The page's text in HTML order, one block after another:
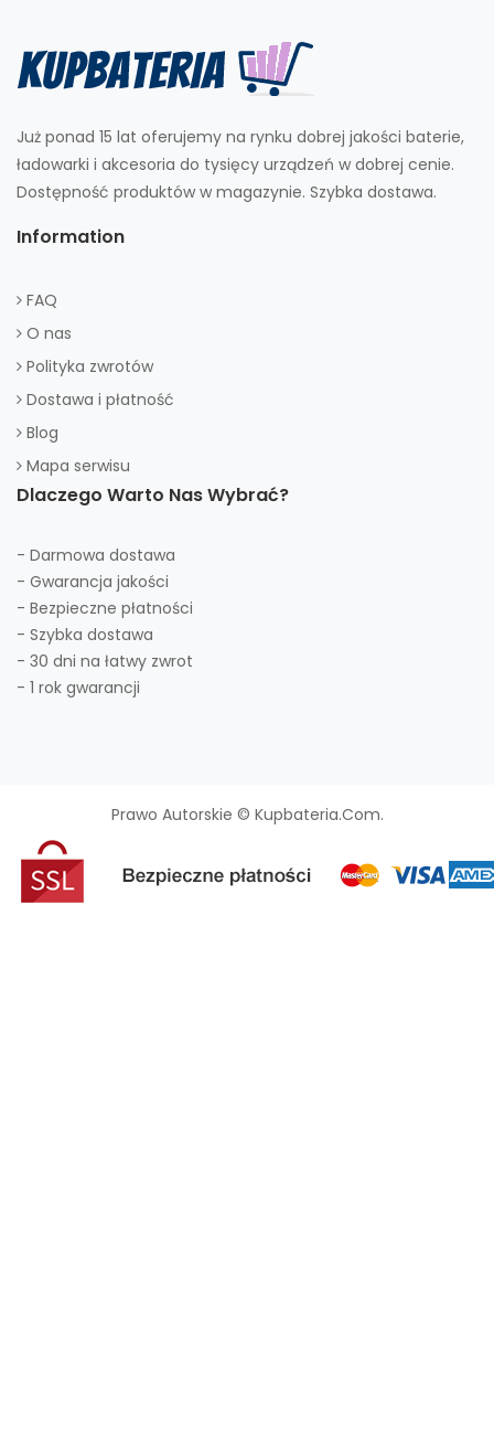
Już ponad 15 lat oferujemy na rynku dobrej jakości baterie,
ładowarki i akcesoria do tysięcy urządzeń w dobrej cenie.
Dostępność produktów w magazynie. Szybka dostawa.
Information
FAQ
O nas
Polityka zwrotów
Dostawa i płatność
Blog
Mapa serwisu
Dlaczego Warto Nas Wybrać?
- Darmowa dostawa
- Gwarancja jakości
- Bezpieczne płatności
- Szybka dostawa
- 30 dni na łatwy zwrot
- 1 rok gwarancji
Prawo Autorskie © Kupbateria.com.